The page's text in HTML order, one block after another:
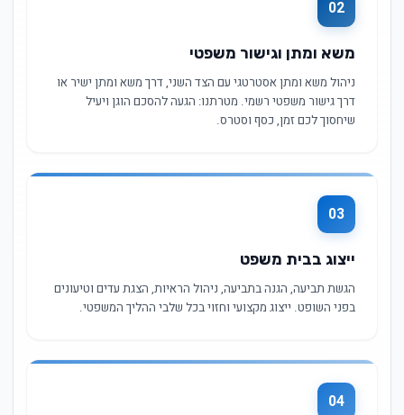
02
משא ומתן וגישור משפטי
ניהול משא ומתן אסטרטגי עם הצד השני, דרך משא ומתן ישיר או
דרך גישור משפטי רשמי. מטרתנו: הגעה להסכם הוגן ויעיל
שיחסוך לכם זמן, כסף וסטרס.
03
ייצוג בבית משפט
הגשת תביעה, הגנה בתביעה, ניהול הראיות, הצגת עדים וטיעונים
בפני השופט. ייצוג מקצועי וחזוי בכל שלבי ההליך המשפטי.
04